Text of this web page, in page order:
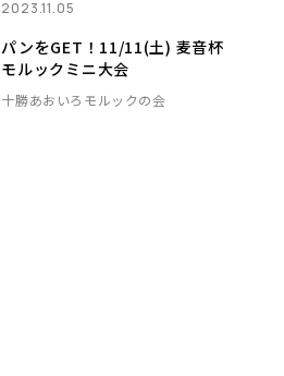
2023.11.05
パンをGET！11/11(土) 麦音杯
モルックミニ大会
十勝あおいろモルックの会